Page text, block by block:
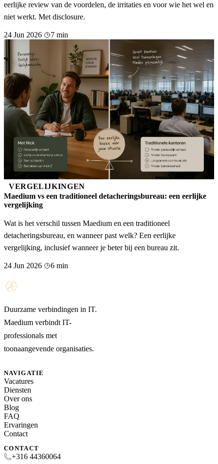
eerlijke review van de voordelen, de irritaties en voor wie het wel en
niet werkt. Met disclosure.
24 Jun 2026 7 min
VERGELIJKINGEN
Maedium vs een traditioneel detacheringsbureau: een eerlijke
vergelijking
Wat is het verschil tussen Maedium en een traditioneel
detacheringsbureau, en wanneer past welk? Een eerlijke
vergelijking, inclusief wanneer je beter bij een bureau zit.
24 Jun 2026 6 min
Duurzame verbindingen in IT.
Maedium verbindt IT-
professionals met
toonaangevende organisaties.
NAVIGATIE
Vacatures
Diensten
Over ons
Blog
FAQ
Ervaringen
Contact
CONTACT
+316 44360064